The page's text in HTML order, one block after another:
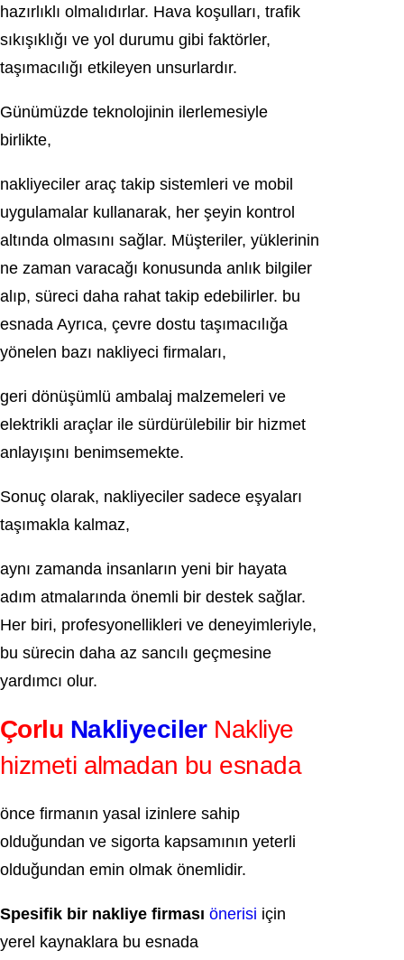
hazırlıklı olmalıdırlar. Hava koşulları, trafik
sıkışıklığı ve yol durumu gibi faktörler,
taşımacılığı etkileyen unsurlardır.
Günümüzde teknolojinin ilerlemesiyle
birlikte,
nakliyeciler araç takip sistemleri ve mobil
uygulamalar kullanarak, her şeyin kontrol
altında olmasını sağlar. Müşteriler, yüklerinin
ne zaman varacağı konusunda anlık bilgiler
alıp, süreci daha rahat takip edebilirler. bu
esnada Ayrıca, çevre dostu taşımacılığa
yönelen bazı nakliyeci firmaları,
geri dönüşümlü ambalaj malzemeleri ve
elektrikli araçlar ile sürdürülebilir bir hizmet
anlayışını benimsemekte.
Sonuç olarak, nakliyeciler sadece eşyaları
taşımakla kalmaz,
aynı zamanda insanların yeni bir hayata
adım atmalarında önemli bir destek sağlar.
Her biri, profesyonellikleri ve deneyimleriyle,
bu sürecin daha az sancılı geçmesine
yardımcı olur.
Çorlu NakliyecilerNakliye
hizmeti almadan bu esnada
önce firmanın yasal izinlere sahip
olduğundan ve sigorta kapsamının yeterli
olduğundan emin olmak önemlidir.
Spesifik bir nakliye firması önerisi için
yerel kaynaklara bu esnada